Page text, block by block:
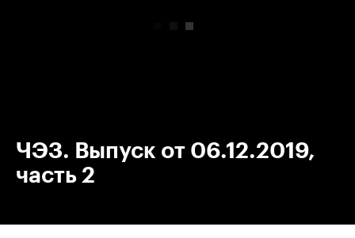
ЧЭЗ. Выпуск от 06.12.2019,
часть 2